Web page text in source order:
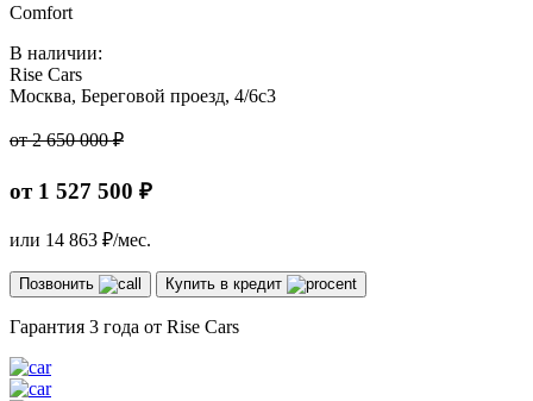
Comfort
В наличии:
Rise Cars
Москва, Береговой проезд, 4/6с3
от 2 650 000 ₽
от 1 527 500 ₽
или 14 863 ₽/мес.
Позвонить Купить в кредит
Гарантия 3 года от Rise Cars